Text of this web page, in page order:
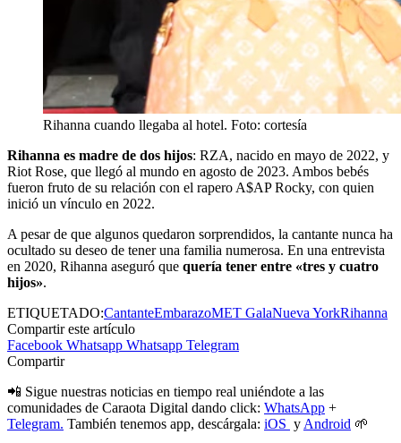
Rihanna cuando llegaba al hotel. Foto: cortesía
Rihanna es madre de dos hijos: RZA, nacido en mayo de 2022, y
Riot Rose, que llegó al mundo en agosto de 2023. Ambos bebés
fueron fruto de su relación con el rapero A$AP Rocky, con quien
inició un vínculo en 2022.
A pesar de que algunos quedaron sorprendidos, la cantante nunca ha
ocultado su deseo de tener una familia numerosa. En una entrevista
en 2020, Rihanna aseguró que quería tener entre «tres y cuatro
hijos».
ETIQUETADO:CantanteEmbarazoMET GalaNueva YorkRihanna
Compartir este artículo
Facebook Whatsapp Whatsapp Telegram
Compartir
📲 Sigue nuestras noticias en tiempo real uniéndote a las
comunidades de Caraota Digital dando click: WhatsApp +
Telegram. También tenemos app, descárgala: iOS y Android 🌱